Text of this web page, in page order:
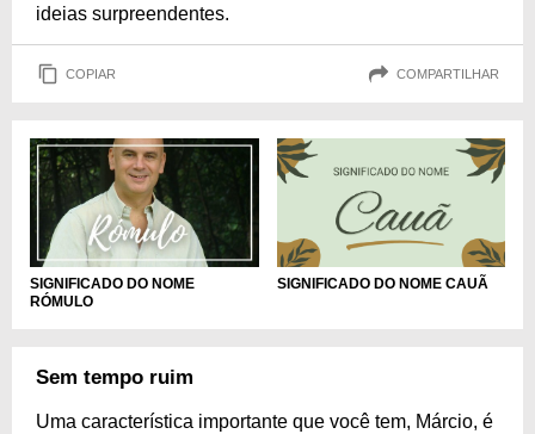
ideias surpreendentes.
COPIAR COMPARTILHAR
SIGNIFICADO DO NOME
RÓMULO
SIGNIFICADO DO NOME CAUÃ
Sem tempo ruim
Uma característica importante que você tem, Márcio, é